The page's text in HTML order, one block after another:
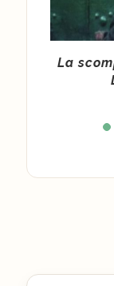
La